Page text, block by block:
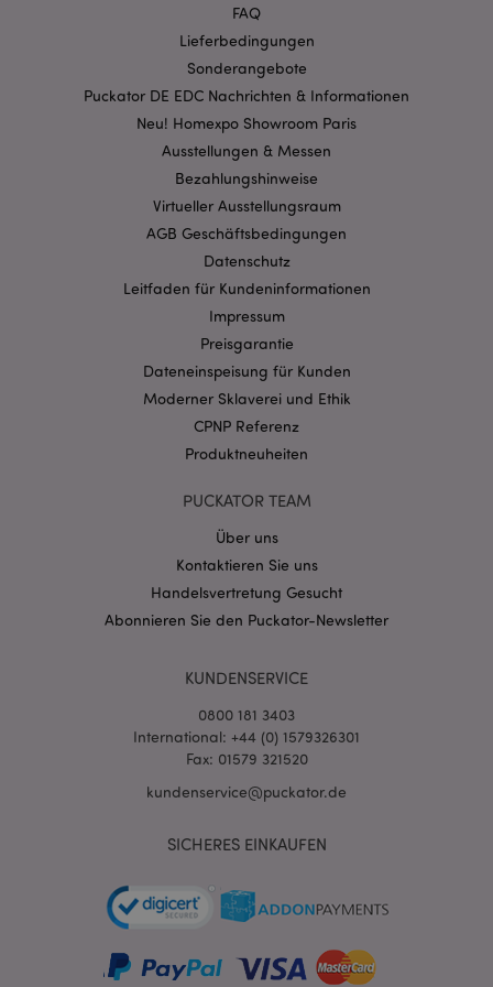
FAQ
Lieferbedingungen
Sonderangebote
Puckator DE EDC Nachrichten & Informationen
Neu! Homexpo Showroom Paris
Ausstellungen & Messen
Bezahlungshinweise
Virtueller Ausstellungsraum
AGB Geschäftsbedingungen
Datenschutz
Leitfaden für Kundeninformationen
Impressum
Preisgarantie
Dateneinspeisung für Kunden
Moderner Sklaverei und Ethik
CPNP Referenz
Produktneuheiten
PUCKATOR TEAM
Über uns
Kontaktieren Sie uns
Handelsvertretung Gesucht
Abonnieren Sie den Puckator-Newsletter
KUNDENSERVICE
0800 181 3403
International: +44 (0) 1579326301
Fax: 01579 321520
kundenservice@puckator.de
SICHERES EINKAUFEN
Streng-notwendige-Cookies ermöglichen
Kernfunktionen der Website wie die
Benutzeranmeldung und die Kontoverwaltung.
Ohne unbedingt notwendige cookies kann die
mage-cache-storage-section-
invalidation
Adobe Inc.
www.puckator.de
mage-messages
Adobe Inc.
Datenschutzbestimmungen von Google